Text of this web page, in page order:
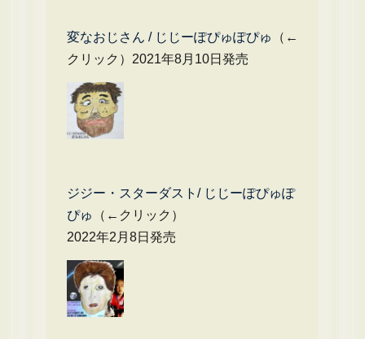
変なおじさん / じじーぽぴゅぽぴゅ
（←
クリック）2021年8月10日発売
ジジー・スターダスト/ じじーぽぴゅぽ
ぴゅ
（←クリック）
2022年2月8日発売